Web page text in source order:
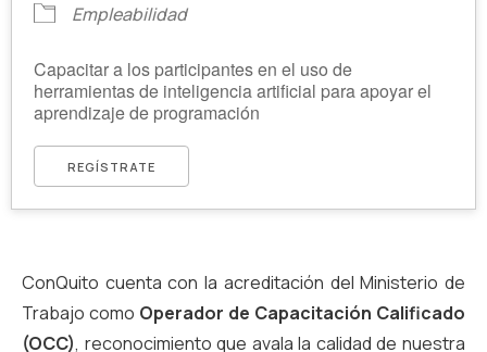
Empleabilidad
Capacitar a los participantes en el uso de
herramientas de inteligencia artificial para apoyar el
aprendizaje de programación
REGÍSTRATE
ConQuito cuenta con la acreditación del Ministerio de
Trabajo como Operador de Capacitación Calificado
(OCC), reconocimiento que avala la calidad de nuestra